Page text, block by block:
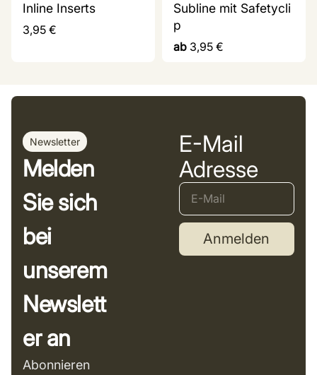
Inline Inserts
3,95 €
Subline mit Safetycli
p
ab 3,95 €
Newsletter
Melden
Sie sich
bei
unserem
Newslett
er an
Abonnieren
E-Mail
Adresse
Anmelden